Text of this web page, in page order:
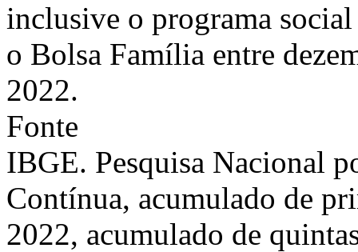
inclusive o programa
o Bolsa Família entre
2022.
Fonte
IBGE. Pesquisa Nacional
Contínua, acumulado de
2022, acumulado de